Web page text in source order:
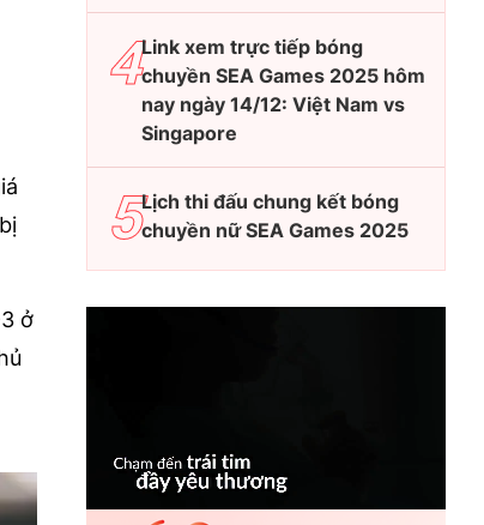
ở
Link xem trực tiếp bóng
chuyền SEA Games 2025 hôm
nay ngày 14/12: Việt Nam vs
Singapore
Lịch thi đấu chung kết bóng
chuyền nữ SEA Games 2025